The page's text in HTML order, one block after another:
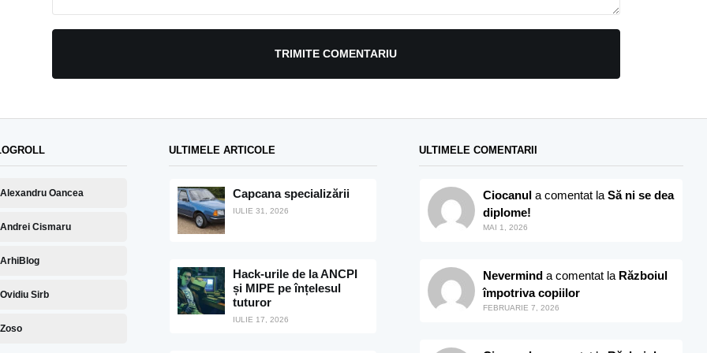
TRIMITE COMENTARIU
Alexandru Oancea
Andrei Cismaru
ArhiBlog
Ovidiu Sirb
Zoso
ULTIMELE ARTICOLE
Capcana specializării
IULIE 31, 2026
Hack-urile de la ANCPI
și MIPE pe înțelesul
tuturor
IULIE 17, 2026
ULTIMELE COMENTARII
Ciocanul a comentat laSă ni se dea
diplome!
MAI 1, 2026
Nevermind a comentat la Războiul
împotriva copiilor
FEBRUARIE 7, 2026